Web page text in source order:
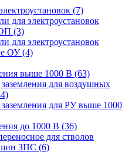
(7)
для электроустановок
(3)
для электроустановок
ОУ (4)
выше 1000 В (63)
для воздушных
для РУ выше 1000
до 1000 В (36)
для стволов
ЗПС (6)